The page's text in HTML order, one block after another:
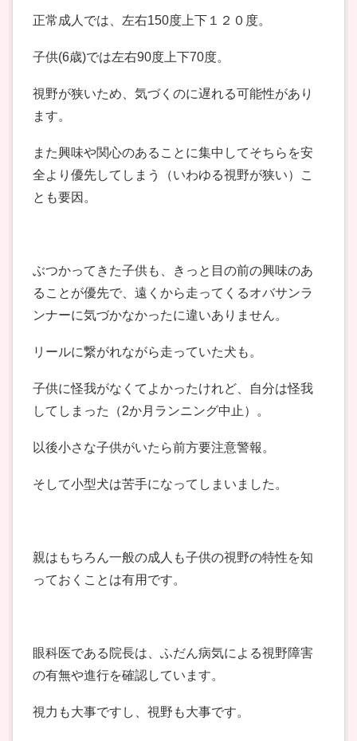
正常成人では、左右150度上下１２０度。
子供(6歳)では左右90度上下70度。
視野が狭いため、気づくのに遅れる可能性があり
ます。
また興味や関心のあることに集中してそちらを安
全より優先してしまう（いわゆる視野が狭い）こ
とも要因。
ぶつかってきた子供も、きっと目の前の興味のあ
ることが優先で、遠くから走ってくるオバサンラ
ンナーに気づかなかったに違いありません。
リールに繋がれながら走っていた犬も。
子供に怪我がなくてよかったけれど、自分は怪我
してしまった（2か月ランニング中止）。
以後小さな子供がいたら前方要注意警報。
そして小型犬は苦手になってしまいました。
親はもちろん一般の成人も子供の視野の特性を知
っておくことは有用です。
眼科医である院長は、ふだん病気による視野障害
の有無や進行を確認しています。
視力も大事ですし、視野も大事です。